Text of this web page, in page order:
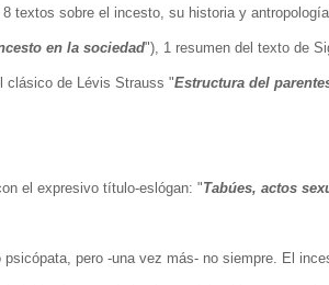
textos sobre el incesto, su historia y
en la sociedad"), 1 resumen del texto de
clásico de Lévis Strauss "Estructura del
el expresivo título-eslógan: "Tabúes, actos
pero -una vez más- no siempre. El